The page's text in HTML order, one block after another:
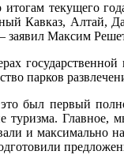
итогам текущего
Кавказ, Алтай,
заявил Максим
парков
был первый
туризма.
и максимально